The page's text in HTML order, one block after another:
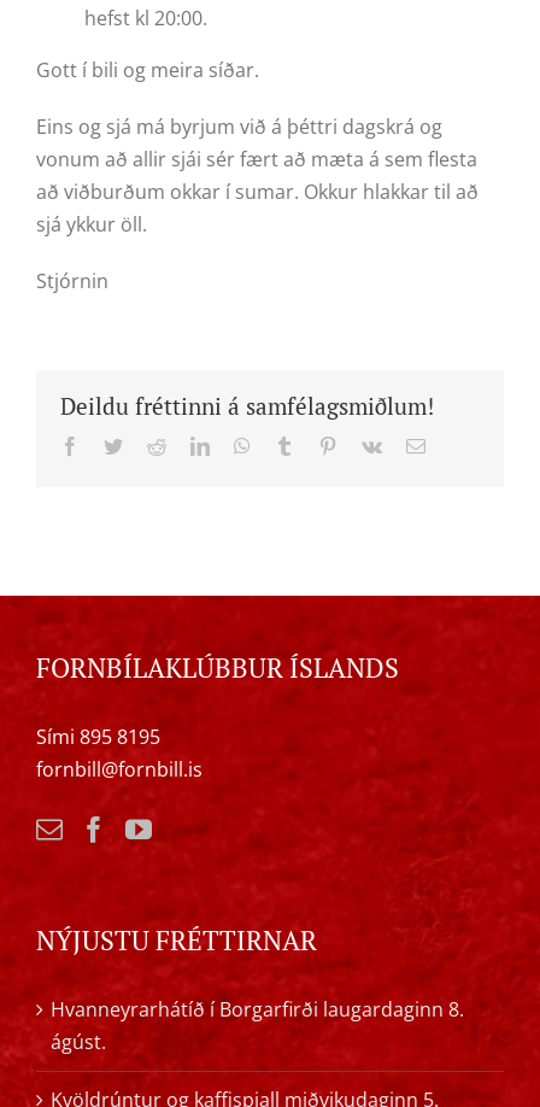
hefst kl 20:00.
Gott í bili og meira síðar.
Eins og sjá má byrjum við á þéttri dagskrá og
vonum að allir sjái sér fært að mæta á sem flesta
að viðburðum okkar í sumar. Okkur hlakkar til að
sjá ykkur öll.
Stjórnin
Deildu fréttinni á samfélagsmiðlum!
Facebook
TwitterRedditLinkedInWhatsApp
Tumblr Pinterest
Vk Email
FORNBÍLAKLÚBBUR ÍSLANDS
Sími 895 8195
fornbill@fornbill.is
NÝJUSTU FRÉTTIRNAR
Hvanneyrarhátíð í Borgarfirði laugardaginn 8.
ágúst.
Kvöldrúntur og kaffispjall miðvikudaginn 5.